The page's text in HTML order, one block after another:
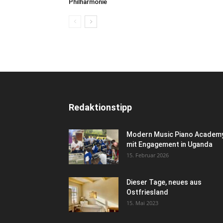
Philharmonie
Redaktionstipp
Modern Music Piano
mit Engagement in Uganda
15. Februar 2026
Dieser Tage, neues aus
Ostfriesland
15. Mai 2023